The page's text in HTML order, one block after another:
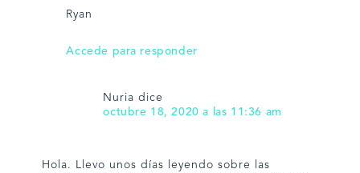
Ryan
Accede para responder
Nuria dice
octubre 18, 2020 a las 11:36 am
Hola. Llevo unos días leyendo sobre las